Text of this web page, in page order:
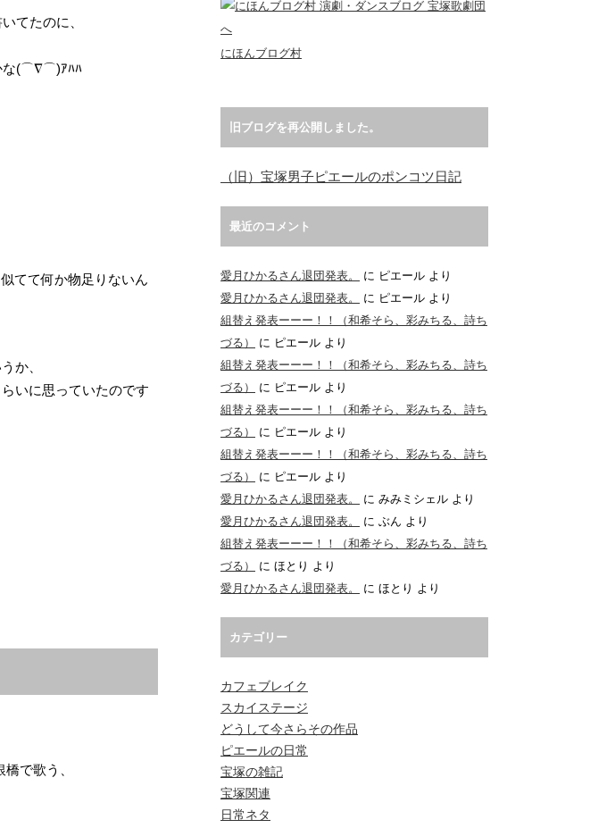
てたのに、
な(⌒∇⌒)ｱﾊﾊ
てて何か物足りないん
か、
いに思っていたのです
で歌う、
にほんブログ村
旧ブログを再公開しました。
（旧）宝塚男子ピエールのポンコツ日記
最近のコメント
愛月ひかるさん退団発表。 に ピエール より
愛月ひかるさん退団発表。
に ピエール より
組替え発表ーーー！！（和希そら、彩みちる、詩ち
づる）
に ピエール より
組替え発表ーーー！！（和希そら、彩みちる、詩ち
づる）
に ピエール より
組替え発表ーーー！！（和希そら、彩みちる、詩ち
づる）
に ピエール より
組替え発表ーーー！！（和希そら、彩みちる、詩ち
づる）
に ピエール より
愛月ひかるさん退団発表。
に みみミシェル より
愛月ひかるさん退団発表。
に ぶん より
組替え発表ーーー！！（和希そら、彩みちる、詩ち
づる）
に ほとり より
愛月ひかるさん退団発表。
に ほとり より
カテゴリー
カフェブレイク
スカイステージ
どうして今さらその作品
ピエールの日常
宝塚の雑記
宝塚関連
日常ネタ